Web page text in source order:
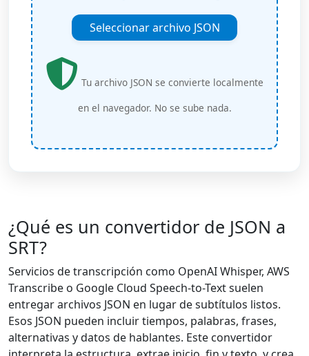
Seleccionar archivo JSON
Tu archivo JSON se convierte localmente
en el navegador. No se sube nada.
¿Qué es un convertidor de JSON a
SRT?
Servicios de transcripción como OpenAI Whisper, AWS
Transcribe o Google Cloud Speech-to-Text suelen
entregar archivos JSON en lugar de subtítulos listos.
Esos JSON pueden incluir tiempos, palabras, frases,
alternativas y datos de hablantes. Este convertidor